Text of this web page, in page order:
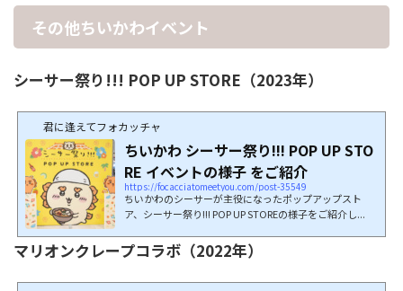
その他ちいかわイベント
シーサー祭り!!! POP UP STORE（2023年）
君に逢えてフォカッチャ
ちいかわ シーサー祭り!!! POP UP STO
RE イベントの様子 をご紹介
https://focacciatomeetyou.com/post-35549
ちいかわのシーサーが主役になったポップアップスト
ア、シーサー祭り!!! POP UP STOREの様子をご紹介し...
マリオンクレープコラボ（2022年）